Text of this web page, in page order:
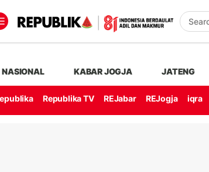
NASIONAL KABAR JOGJA JATENG
Republika TV REJabar REJogja iqra